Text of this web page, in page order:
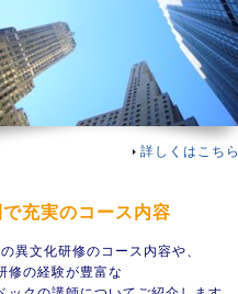
詳しくはこちら
充実のコース内容
異文化研修のコース内容や、
修の経験が豊富な